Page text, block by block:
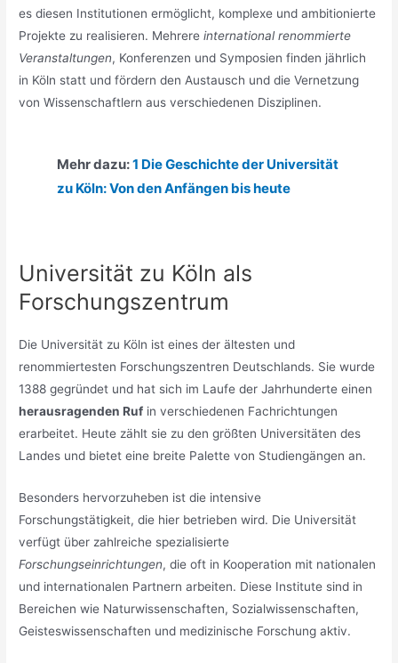
es diesen Institutionen ermöglicht, komplexe und ambitionierte
Projekte zu realisieren. Mehrereinternational renommierte
Veranstaltungen, Konferenzen und Symposien finden jährlich
in Köln statt und fördern den Austausch und die Vernetzung
von Wissenschaftlern aus verschiedenen Disziplinen.
Mehr dazu:1 Die Geschichte der Universität
zu Köln: Von den Anfängen bis heute
Universität zu Köln als
Forschungszentrum
Die Universität zu Köln ist eines der ältesten und
renommiertesten Forschungszentren Deutschlands. Sie wurde
1388 gegründet und hat sich im Laufe der Jahrhunderte einen
herausragenden Ruf in verschiedenen Fachrichtungen
erarbeitet. Heute zählt sie zu den größten Universitäten des
Landes und bietet eine breite Palette von Studiengängen an.
Besonders hervorzuheben ist die intensive
Forschungstätigkeit, die hier betrieben wird. Die Universität
verfügt über zahlreiche spezialisierte
Forschungseinrichtungen, die oft in Kooperation mit nationalen
und internationalen Partnern arbeiten. Diese Institute sind in
Bereichen wie Naturwissenschaften, Sozialwissenschaften,
Geisteswissenschaften und medizinische Forschung aktiv.